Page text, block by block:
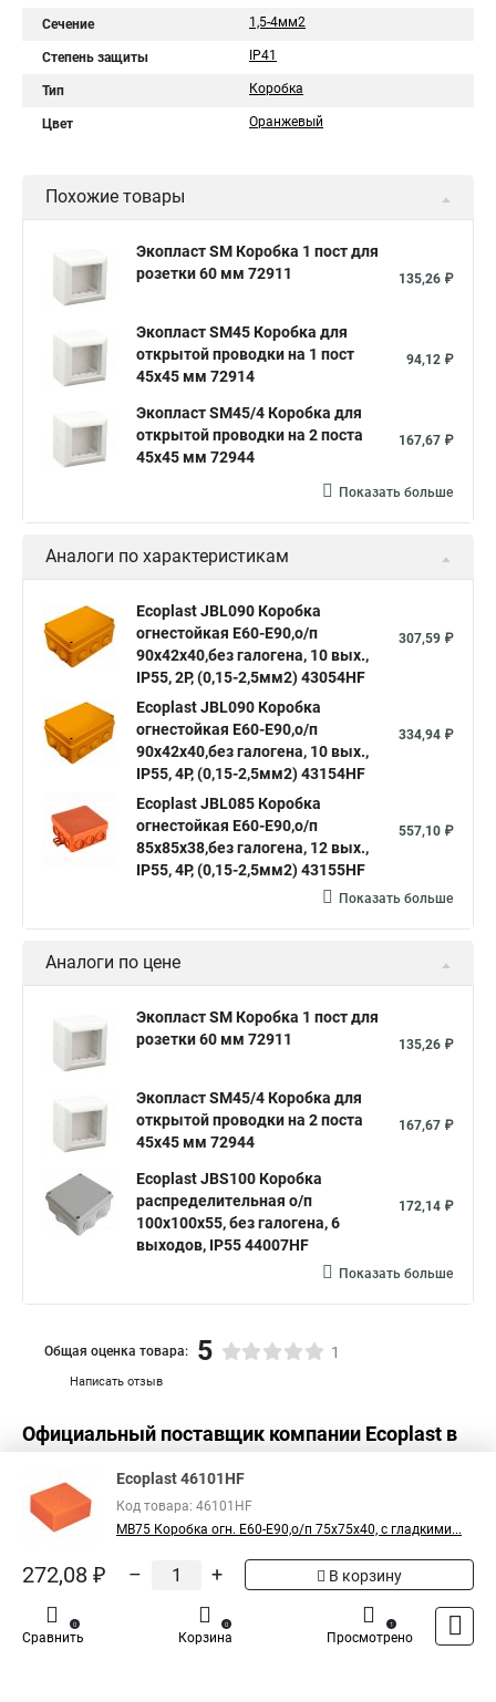
Сечение 1,5-4мм2
Степень защиты IP41
Тип Коробка
Цвет Оранжевый
Похожие товары
Экопласт SM Коробка 1 пост для
розетки 60 мм 72911
135,26 ₽
Экопласт SM45 Коробка для
открытой проводки на 1 пост
45х45 мм 72914
94,12 ₽
Экопласт SM45/4 Коробка для
открытой проводки на 2 поста
45х45 мм 72944
167,67 ₽
Показать больше
Аналоги по характеристикам
Ecoplast JBL090 Коробка
огнестойкая E60-E90,о/п
90х42х40,без галогена, 10 вых.,
IP55, 2P, (0,15-2,5мм2) 43054HF
307,59 ₽
Ecoplast JBL090 Коробка
огнестойкая E60-E90,о/п
90х42х40,без галогена, 10 вых.,
IP55, 4P, (0,15-2,5мм2) 43154HF
334,94 ₽
Ecoplast JBL085 Коробка
огнестойкая E60-E90,о/п
85х85х38,без галогена, 12 вых.,
IP55, 4P, (0,15-2,5мм2) 43155HF
557,10 ₽
Показать больше
Аналоги по цене
Экопласт SM Коробка 1 пост для
розетки 60 мм 72911
135,26 ₽
Экопласт SM45/4 Коробка для
открытой проводки на 2 поста
45х45 мм 72944
167,67 ₽
Ecoplast JBS100 Коробка
распределительная о/п
100х100х55, без галогена, 6
выходов, IP55 44007HF
172,14 ₽
Показать больше
Написать отзыв
Общая оценка товара: 5 1
Официальный поставщик компании Ecoplast в
Ecoplast 46101HF
Код товара: 46101HF
MB75 Коробка огн. E60-E90,о/п 75х75х40, с гладкими...
272,08 ₽ – + В корзину
Сравнить
0
Корзина
0
Просмотрено
1